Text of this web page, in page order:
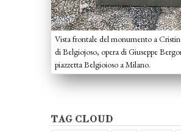
Vista frontale del monumento a
di Belgiojoso, opera di Giuseppe
piazzetta Belgioioso a Milano.
TAG CLOUD